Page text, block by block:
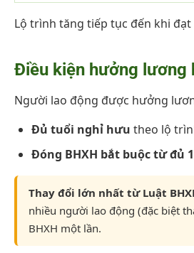
Lộ trình tăng tiếp tục đến khi đạt
Điều kiện hưởng lương
Người lao động được hưởng
Đủ tuổi nghỉ hưu theo lộ
Đóng BHXH bắt buộc từ đủ
Thay đổi lớn nhất từ Luật
nhiều người lao động (đặc biệt
BHXH một lần.